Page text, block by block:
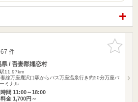
お気に入
りに追加
件
県 / 吾妻郡嬬恋村
11.97km
線万座鹿沢口駅からバス万座温泉行き約50分万座バ
ミナル…
間 11:00～18:00
料金 1,700円～